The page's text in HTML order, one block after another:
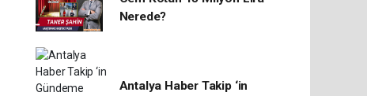
Nerede?
Antalya Haber Takip ‘in